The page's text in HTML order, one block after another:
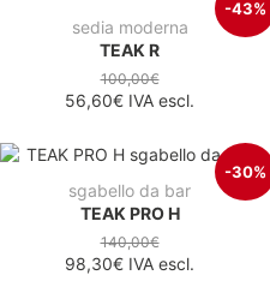
-43%
sedia moderna
TEAK R
100,00€
56,60€ IVA escl.
-30%
sgabello da bar
TEAK PRO H
140,00€
98,30€ IVA escl.